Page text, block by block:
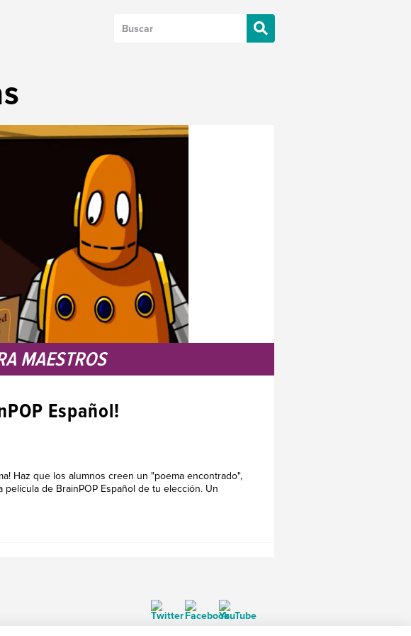
MAESTROS
Español!
Haz que los alumnos creen un "poema encontrado",
de BrainPOP Español de tu elección. Un